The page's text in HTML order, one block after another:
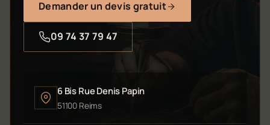
Demander un devis gratuit
09 74 37 79 47
6 Bis Rue Denis Papin
51100 Reims